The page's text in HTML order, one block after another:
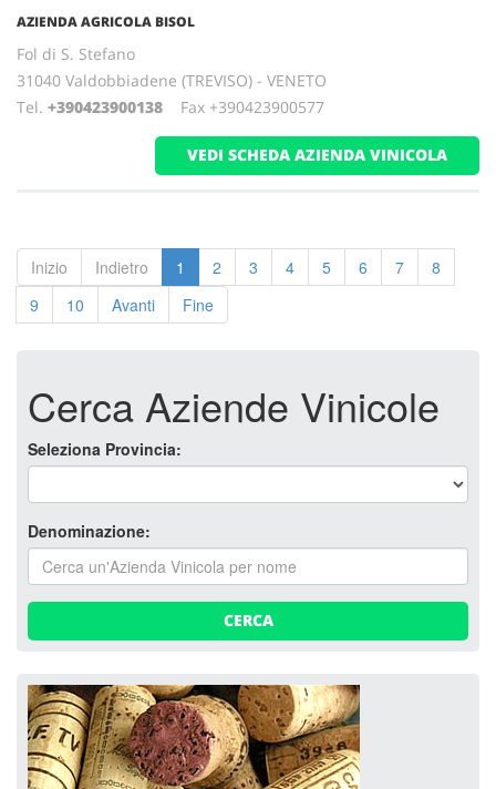
AZIENDA AGRICOLA BISOL
Fol di S. Stefano
31040 Valdobbiadene (TREVISO) - VENETO
Tel. +390423900138 Fax +390423900577
VEDI SCHEDA AZIENDA VINICOLA
Inizio Indietro 1 2 3 4 5 6 7
8
9
10 Avanti Fine
Cerca Aziende Vinicole
Seleziona Provincia:
Denominazione:
CERCA